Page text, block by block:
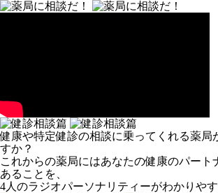
健康や特定健診の相談に乗ってくれる薬局
すか？
これからの薬局にはあなたの健康のパート
あることを、
4人のラジオパーソナリティーがわかりやす